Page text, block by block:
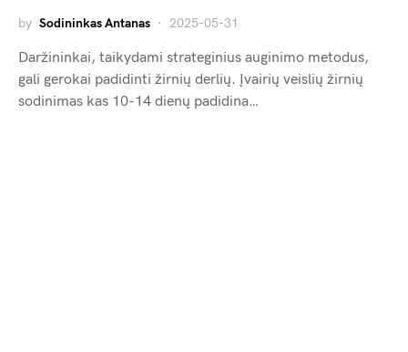
by Sodininkas Antanas 2025-05-31
Daržininkai, taikydami strateginius auginimo metodus,
gali gerokai padidinti žirnių derlių. Įvairių veislių žirnių
sodinimas kas 10-14 dienų padidina…